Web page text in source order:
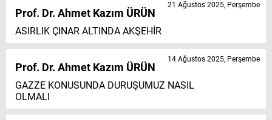
Prof. Dr. Ahmet Kazım ÜRÜN
ASIRLIK ÇINAR ALTINDA AKŞEHİR
21 Ağustos 2025, Perşembe
Prof. Dr. Ahmet Kazım ÜRÜN
GAZZE KONUSUNDA DURUŞUMUZ NASIL
OLMALI
14 Ağustos 2025, Perşembe